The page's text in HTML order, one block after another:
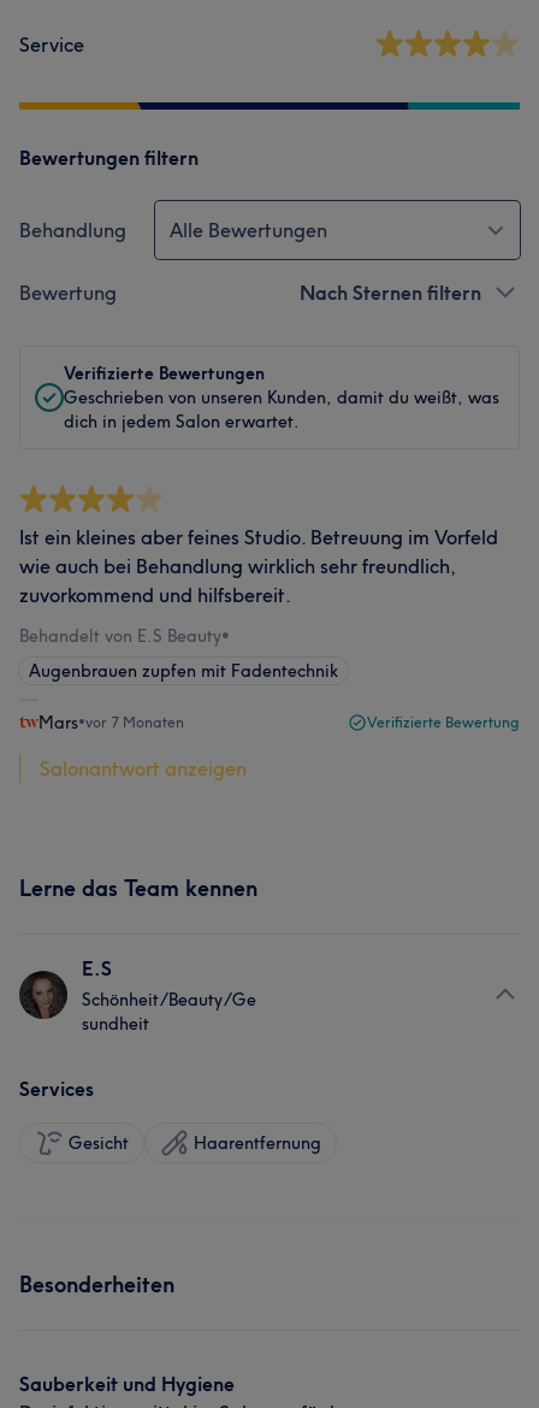
Service
Bewertungen filtern
Behandlung Alle Bewertungen
Bewertung Nach Sternen filtern
Verifizierte Bewertungen
Geschrieben von unseren Kunden, damit du weißt, was
dich in jedem Salon erwartet.
Ist ein kleines aber feines Studio. Betreuung im Vorfeld
wie auch bei Behandlung wirklich sehr freundlich,
zuvorkommend und hilfsbereit.
Behandelt von E.S Beauty•
Augenbrauen zupfen mit Fadentechnik
Mars•vor 7 Monaten Verifizierte Bewertung
Salonantwort anzeigen
Lerne das Team kennen
E.S
Schönheit/Beauty/Ge
sundheit
Services
Gesicht Haarentfernung
Besonderheiten
Sauberkeit und Hygiene